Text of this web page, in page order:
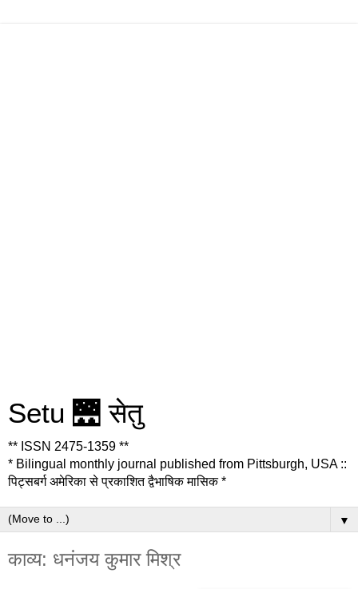
Setu 🌉 सेतु
** ISSN 2475-1359 **
* Bilingual monthly journal published from Pittsburgh, USA ::
पिट्सबर्ग अमेरिका से प्रकाशित द्वैभाषिक मासिक *
▼
काव्य: धनंजय कुमार मिश्र